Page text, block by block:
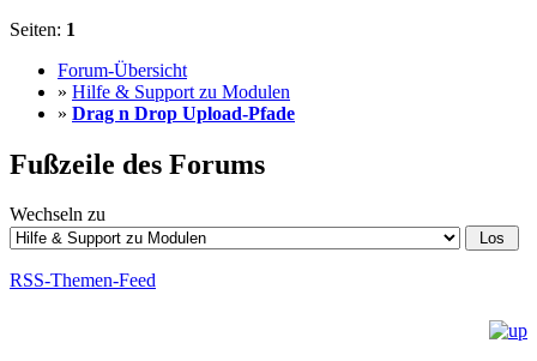
Seiten: 1
Forum-Übersicht
» Hilfe & Support zu Modulen
» Drag n Drop Upload-Pfade
Fußzeile des Forums
Wechseln zu
RSS-Themen-Feed